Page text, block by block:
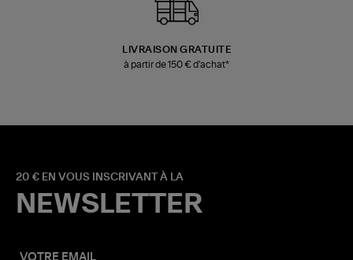
LIVRAISON GRATUITE
à partir de 150 € d'achat*
20 € EN VOUS INSCRIVANT À LA
NEWSLETTER